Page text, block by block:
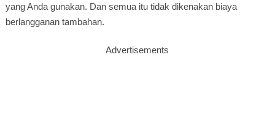
yang Anda gunakan. Dan semua itu tidak dikenakan biaya
berlangganan tambahan.
Advertisements